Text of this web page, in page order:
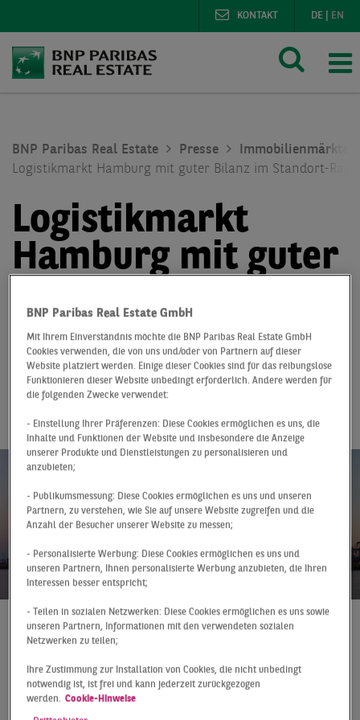
DE EN
KONTAKT
BNP Paribas Real Estate Presse
Immobilienmärkte
Logistikmarkt Hamburg mit guter Bilanz im Standort-
Logistikmarkt
Hamburg mit guter
Ranking trotz
gesunkenem
Ergebnis
Pressemitteilung
Auf dem Hamburger Logistikmarkt fehlten nach den
ersten drei Quartalen lediglich die Abschlüsse über
20.000 m², um eine gute Zwischenbilanz vermelden zu
BNP Paribas Real Estate GmbH
Mit Ihrem Einverständnis möchte die BNP Paribas Real Estate GmbH
Cookies verwenden, die von uns und/oder von Partnern auf dieser
Website platziert werden. Einige dieser Cookies sind für das reibungslose
Funktionieren dieser Website unbedingt erforderlich. Andere werden für
die folgenden Zwecke verwendet:
- Einstellung Ihrer Präferenzen: Diese Cookies ermöglichen es uns, die
Inhalte und Funktionen der Website und insbesondere die Anzeige
unserer Produkte und Dienstleistungen zu personalisieren und
anzubieten;
- Publikumsmessung: Diese Cookies ermöglichen es uns und unseren
Partnern, zu verstehen, wie Sie auf unsere Website zugreifen und die
Anzahl der Besucher unserer Website zu messen;
- Personalisierte Werbung: Diese Cookies ermöglichen es uns und
unseren Partnern, Ihnen personalisierte Werbung anzubieten, die Ihren
Interessen besser entspricht;
- Teilen in sozialen Netzwerken: Diese Cookies ermöglichen es uns sowie
unseren Partnern, Informationen mit den verwendeten sozialen
Netzwerken zu teilen;
Ihre Zustimmung zur Installation von Cookies, die nicht unbedingt
notwendig ist, ist frei und kann jederzeit zurückgezogen
werden. Cookie-Hinweise